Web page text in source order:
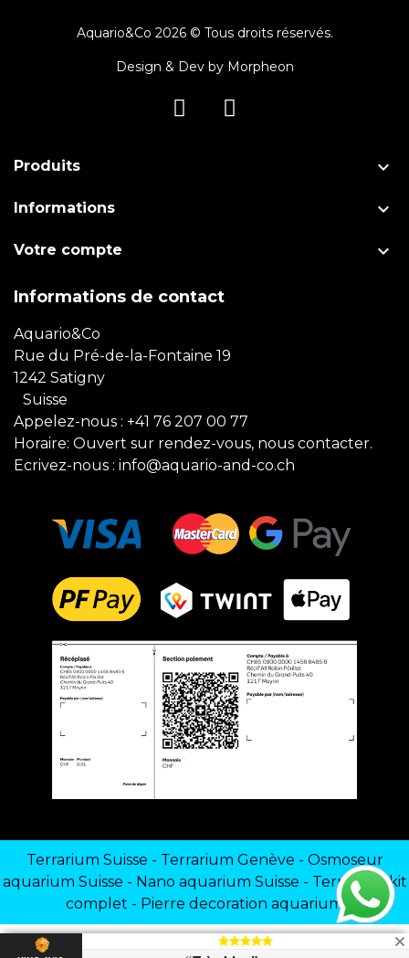
Aquario&Co 2026 © Tous droits réservés.
Design & Dev by Morpheon
Produits 
Informations 
Votre compte 
Informations de contact
Aquario&Co
Rue du Pré-de-la-Fontaine 19
1242 Satigny
Suisse
Appelez-nous : +41 76 207 00 77
Horaire: Ouvert sur rendez-vous, nous contacter.
Ecrivez-nous : info@aquario-and-co.ch
Terrarium Suisse - Terrarium Genève - Osmoseur
aquarium Suisse - Nano aquarium Suisse - Terrarium kit
complet - Pierre decoration aquarium